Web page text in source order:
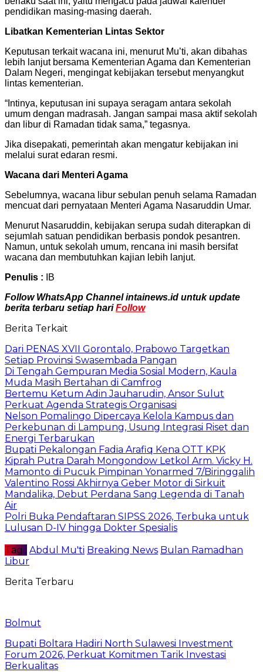
pendidikan masing-masing daerah.
Libatkan Kementerian Lintas Sektor
Keputusan terkait wacana ini, menurut Mu’ti, akan dibahas
lebih lanjut bersama Kementerian Agama dan Kementerian
Dalam Negeri, mengingat kebijakan tersebut menyangkut
lintas kementerian.
“Intinya, keputusan ini supaya seragam antara sekolah
umum dengan madrasah. Jangan sampai masa aktif sekolah
dan libur di Ramadan tidak sama,” tegasnya.
Jika disepakati, pemerintah akan mengatur kebijakan ini
melalui surat edaran resmi.
Wacana dari Menteri Agama
Sebelumnya, wacana libur sebulan penuh selama Ramadan
mencuat dari pernyataan Menteri Agama Nasaruddin Umar.
Menurut Nasaruddin, kebijakan serupa sudah diterapkan di
sejumlah satuan pendidikan berbasis pondok pesantren.
Namun, untuk sekolah umum, rencana ini masih bersifat
wacana dan membutuhkan kajian lebih lanjut.
Penulis :
IB
Follow WhatsApp Channel intainews.id untuk update
berita terbaru setiap hariFollow
Berita Terkait
Dari PENAS XVII Gorontalo, Prabowo Targetkan
Setiap Provinsi Swasembada Pangan
Di Tengah Gempuran Media Sosial Modern, Kaula
Muda Masih Bertahan di Camfrog
Bertemu Ketum Adin Jauharudin, Ansor Sulut
Perkuat Agenda Strategis Organisasi
Nelson Pomalingo Dipercaya Kelola Kampus dan
Perkebunan di Lampung, Usung Integrasi Riset dan
Energi Terbarukan
Bupati Pekalongan Fadia Arafiq Kena OTT KPK
Kiprah Putra Darah Mongondow Letkol Arm. Vicky H.
Mamonto di Pucuk Pimpinan Yonarmed 7/Biringgalih
Valentino Rossi Akhirnya Geber Motor di Sirkuit
Mandalika, Debut Perdana Sang Legenda di Tanah
Air
Polri Buka Pendaftaran SIPSS 2026, Terbuka untuk
Lulusan D-IV hingga Dokter Spesialis
Tag : Abdul Mu'ti Breaking News Bulan Ramadhan
Libur
Berita Terbaru
Bolmut
Bupati Boltara Hadiri North Sulawesi Investment
Forum 2026, Perkuat Komitmen Tarik Investasi
Berkualitas